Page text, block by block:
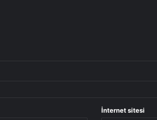
İnternet sitesi